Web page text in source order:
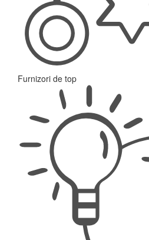
Furnizori de top